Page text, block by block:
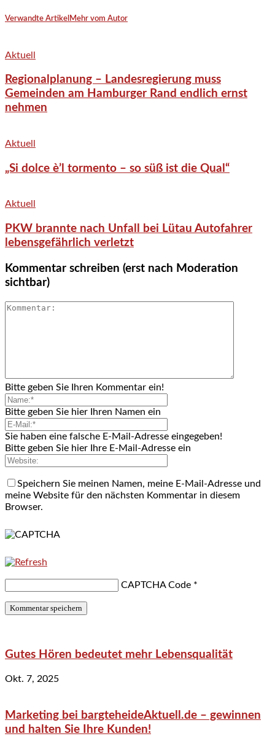
Verwandte Artikel Mehr vom Autor
Aktuell
Regionalplanung – Landesregierung muss
Gemeinden am Hamburger Rand endlich ernst
nehmen
Aktuell
„Si dolce è’l tormento – so süß ist die Qual“
Aktuell
PKW brannte nach Unfall bei Lütau Autofahrer
lebensgefährlich verletzt
Kommentar schreiben (erst nach Moderation
sichtbar)
Bitte geben Sie Ihren Kommentar ein!
Bitte geben Sie hier Ihren Namen ein
Sie haben eine falsche E-Mail-Adresse eingegeben!
Bitte geben Sie hier Ihre E-Mail-Adresse ein
Speichern Sie meinen Namen, meine E-Mail-Adresse und
meine Website für den nächsten Kommentar in diesem
Browser.
CAPTCHA Code *
Gutes Hören bedeutet mehr Lebensqualität
Okt. 7, 2025
Marketing bei bargteheideAktuell.de – gewinnen
und halten Sie Ihre Kunden!